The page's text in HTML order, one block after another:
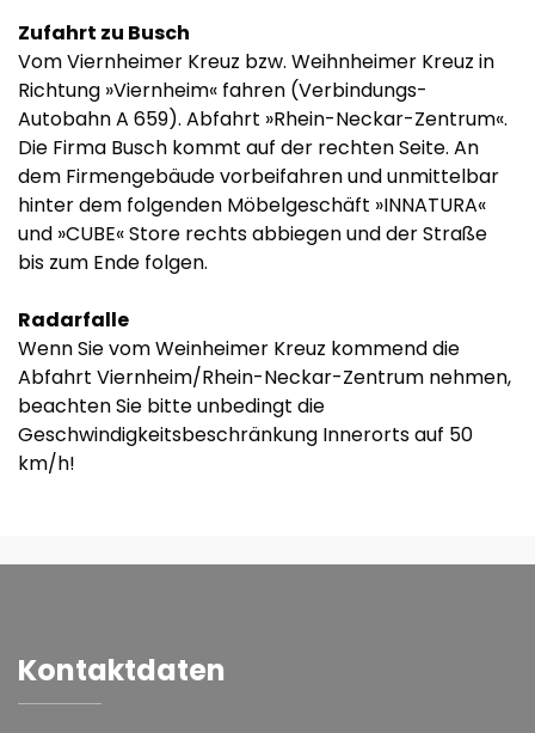
Zufahrt zu Busch
Vom Viernheimer Kreuz bzw. Weihnheimer Kreuz in
Richtung »Viernheim« fahren (Verbindungs-
Autobahn A 659). Abfahrt »Rhein-Neckar-Zentrum«.
Die Firma Busch kommt auf der rechten Seite. An
dem Firmengebäude vorbeifahren und unmittelbar
hinter dem folgenden Möbelgeschäft »INNATURA«
und »CUBE« Store rechts abbiegen und der Straße
bis zum Ende folgen.
Radarfalle
Wenn Sie vom Weinheimer Kreuz kommend die
Abfahrt Viernheim/Rhein-Neckar-Zentrum nehmen,
beachten Sie bitte unbedingt die
Geschwindigkeitsbeschränkung Innerorts auf 50
km/h!
Kontaktdaten